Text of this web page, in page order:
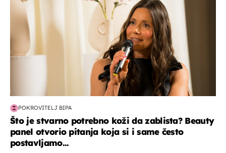
POKROVITELJ BIPA
Što je stvarno potrebno koži da zablista? Beauty
panel otvorio pitanja koja si i same često
postavljamo...